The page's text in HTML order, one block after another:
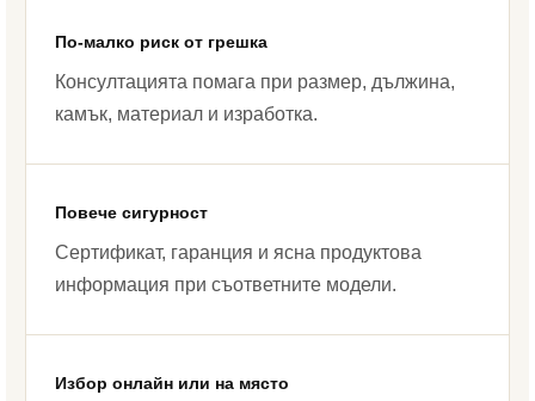
По-малко риск от грешка
Консултацията помага при размер, дължина,
камък, материал и изработка.
Повече сигурност
Сертификат, гаранция и ясна продуктова
информация при съответните модели.
Избор онлайн или на място